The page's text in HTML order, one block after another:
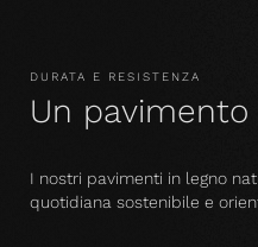
DURATA E RESISTENZA
Un
I nostri pavimenti in legno
quotidiana sostenibile e